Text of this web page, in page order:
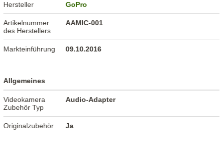
Hersteller GoPro
Artikelnummer
des Herstellers
AAMIC-001
Markteinführung 09.10.2016
Allgemeines
Videokamera
Zubehör Typ
Audio-Adapter
Originalzubehör Ja